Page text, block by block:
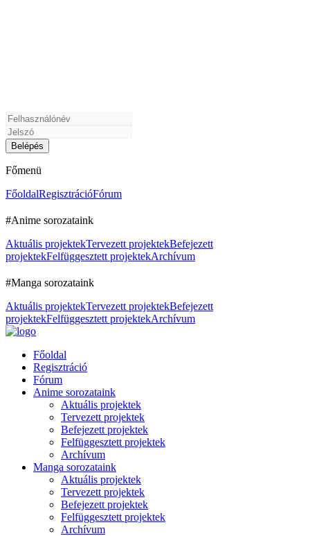
Főmenü
FőoldalRegisztrációFórum
#Anime sorozataink
Aktuális projektekTervezett projektekBefejezett
projektekFelfüggesztett projektekArchívum
#Manga sorozataink
Aktuális projektekTervezett projektekBefejezett
projektekFelfüggesztett projektekArchívum
Főoldal
Regisztráció
Fórum
Anime sorozataink
Aktuális projektek
Tervezett projektek
Befejezett projektek
Felfüggesztett projektek
Archívum
Manga sorozataink
Aktuális projektek
Tervezett projektek
Befejezett projektek
Felfüggesztett projektek
Archívum